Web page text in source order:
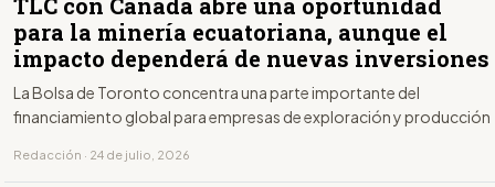
TLC con Canadá abre una oportunidad
para la minería ecuatoriana, aunque el
impacto dependerá de nuevas inversiones
La Bolsa de Toronto concentra una parte importante del
financiamiento global para empresas de exploración y producción
Redacción · 24 de julio, 2026